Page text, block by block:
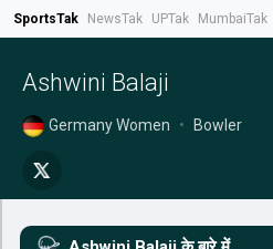
SportsTak NewsTak UPTak MumbaiTak
Ashwini Balaji
Germany Women • Bowler